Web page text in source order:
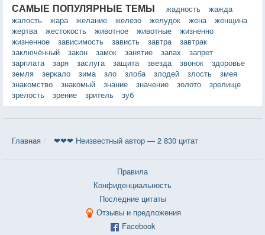
САМЫЕ ПОПУЛЯРНЫЕ ТЕМЫ жадность
жажда
жалость
жара желание железо желудок жена
женщина
жертва
жестокость животное животные
жизненно
жизненное
зависимость зависть завтра
завтрак
заключённый
закон замок занятие запах
запрет
зарплата
заря заслуга защита звезда звонок
здоровье
земля
зеркало зима зло злоба злодей злость
змея
знакомство
знакомый знание значение золото
зрелище
зрелость
зрение зритель зуб
Главная ❤❤❤ Неизвестный автор — 2 830 цитат
Правила
Конфиденциальность
Последние цитаты
Отзывы и предложения
Facebook